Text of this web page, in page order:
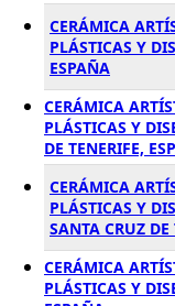
CERÁMICA
PLÁSTICAS Y
ESPAÑA
CERÁMICA
PLÁSTICAS Y
DE TENERIFE,
CERÁMICA
PLÁSTICAS Y
SANTA CRUZ
CERÁMICA
PLÁSTICAS Y